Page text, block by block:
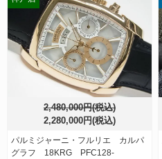
2,480,000円(税込)
2,280,000円(税込)
パルミジャーニ・フルリエ カルパ
グラフ 18KRG PFC128-